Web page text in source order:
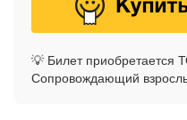
💡 Билет приобретается
Сопровождающий